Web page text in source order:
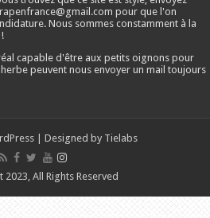
pour que l'on
Nous sommes constamment à la
capable d'être aux petits oignons pour
peuvent nous envoyer un mail toujours
| Designed by Tielabs
All Rights Reserved